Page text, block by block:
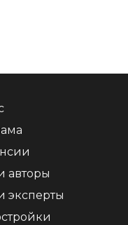
авторы
эксперты